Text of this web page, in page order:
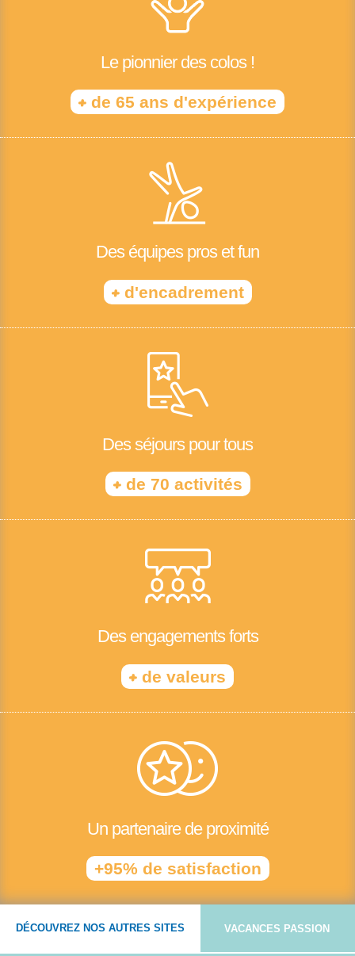
Le pionnier des colos !
+ de 65 ans d'expérience
Des équipes pros et fun
+d'encadrement
Des séjours pour tous
+de 70 activités
Des engagements forts
+ de valeurs
Un partenaire de proximité
+95% de satisfaction
DÉCOUVREZ NOS AUTRES SITES VACANCES PASSION